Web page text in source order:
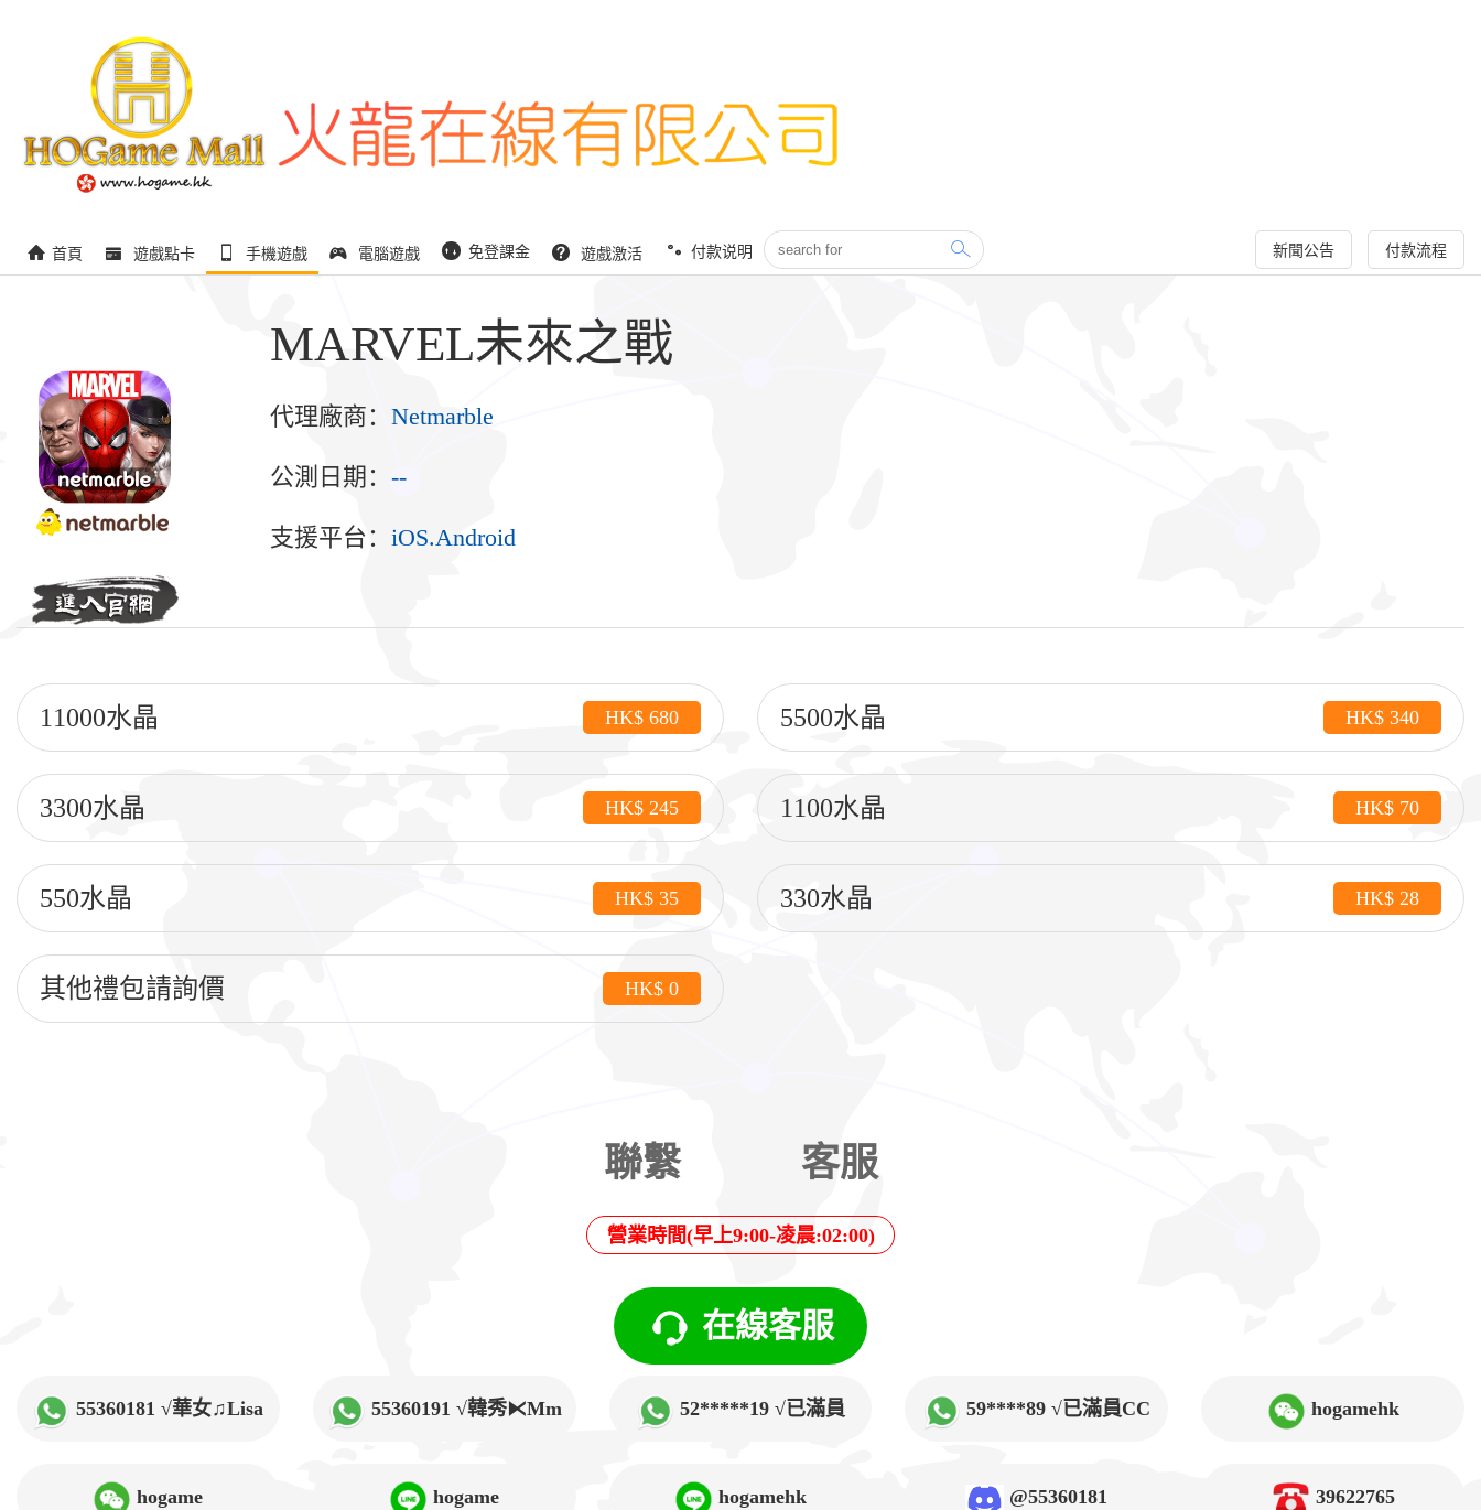
首頁 遊戲點卡 手機遊戲 電腦遊戲 免登課金 遊戲激活 付款说明 新聞公告 付款流程
MARVEL未來之戰
代理廠商： Netmarble
公測日期： --
支援平台： iOS.Android
11000水晶 HK$ 680 5500水晶 HK$ 340
3300水晶 HK$ 245 1100水晶 HK$ 70
550水晶 HK$ 35 330水晶 HK$ 28
其他禮包請詢價 HK$ 0
聯繫 客服
營業時間(早上9:00-凌晨:02:00)
在線客服
55360181 √華女♫Lisa 55360191 √韓秀⧔Mm 52*****19 √已滿員 59****89 √已滿員CC hogamehk
hogame hogame hogamehk @55360181 39622765